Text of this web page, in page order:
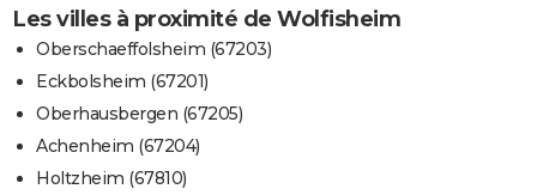
Les villes à proximité de Wolfisheim
Oberschaeffolsheim (67203)
Eckbolsheim (67201)
Oberhausbergen (67205)
Achenheim (67204)
Holtzheim (67810)